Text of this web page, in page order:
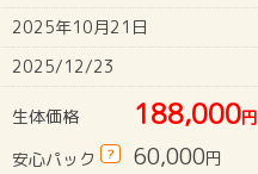
2025年10月21日
2025/12/23
生体価格 188,000円
安心パック
? 60,000円